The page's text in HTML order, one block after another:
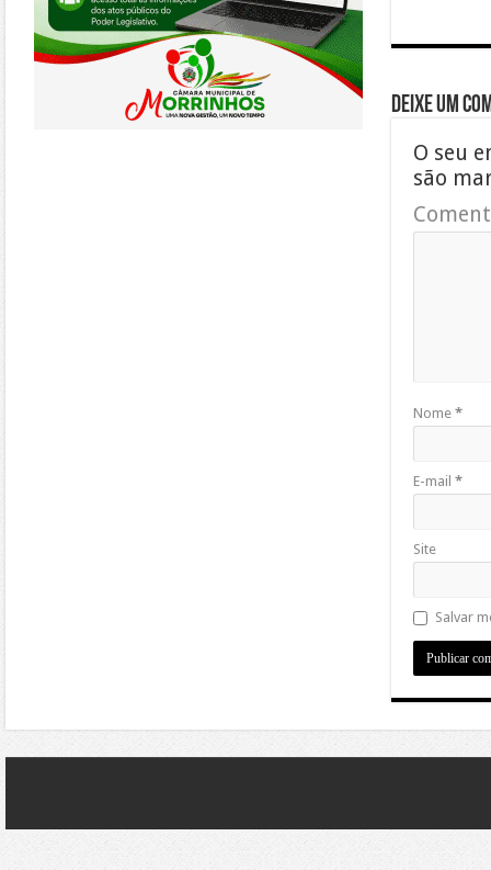
Deixe um
O seu
são
Nome *
E-mail *
Site
Salvar